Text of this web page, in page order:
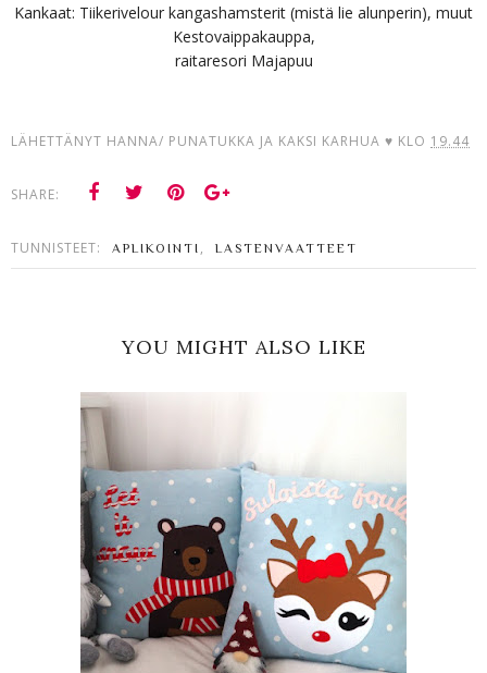
Kankaat: Tiikerivelour kangashamsterit (mistä lie alunperin), muut
Kestovaippakauppa,
raitaresori Majapuu
LÄHETTÄNYT HANNA/ PUNATUKKA JA KAKSI KARHUA ♥ KLO 19.44
SHARE:
TUNNISTEET: APLIKOINTI , LASTENVAATTEET
YOU MIGHT ALSO LIKE